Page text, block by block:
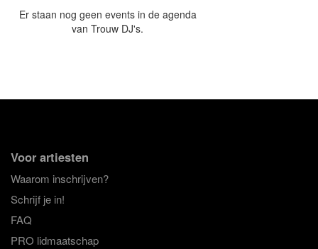
Er staan nog geen events in de agenda
van Trouw DJ's.
Voor artiesten
Waarom inschrijven?
Schrijf je in!
FAQ
PRO lidmaatschap